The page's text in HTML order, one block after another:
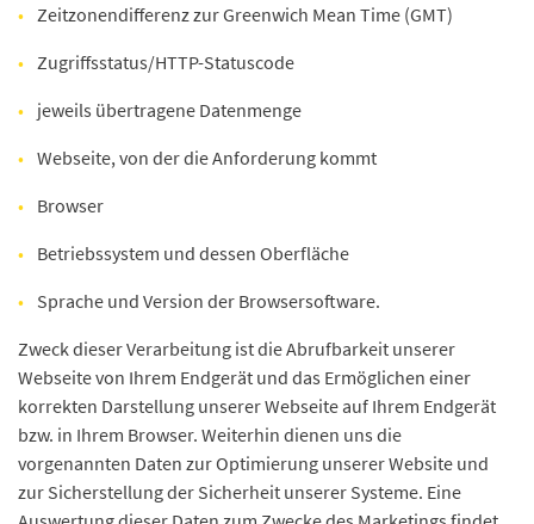
Zeitzonendifferenz zur Greenwich Mean Time (GMT)
Zugriffsstatus/HTTP-Statuscode
jeweils übertragene Datenmenge
Webseite, von der die Anforderung kommt
Browser
Betriebssystem und dessen Oberfläche
Sprache und Version der Browsersoftware.
Zweck dieser Verarbeitung ist die Abrufbarkeit unserer
Webseite von Ihrem Endgerät und das Ermöglichen einer
korrekten Darstellung unserer Webseite auf Ihrem Endgerät
bzw. in Ihrem Browser. Weiterhin dienen uns die
vorgenannten Daten zur Optimierung unserer Website und
zur Sicherstellung der Sicherheit unserer Systeme. Eine